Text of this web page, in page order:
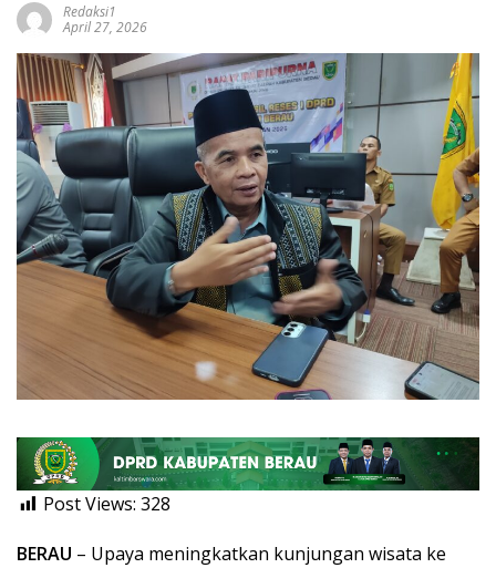
Redaksi1
April 27, 2026
Post Views: 328
BERAU – Upaya meningkatkan kunjungan wisata ke